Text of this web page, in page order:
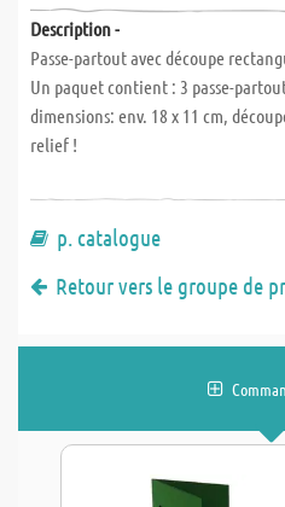
Description -
Passe-partout avec découpe
Un paquet contient : 3 passe-
dimensions: env. 18 x 11 cm,
relief !
p. catalogue
Retour vers le groupe de